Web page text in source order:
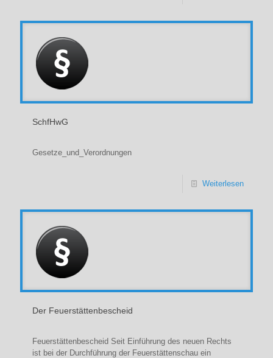
SchfHwG
Gesetze_und_Verordnungen
Weiterlesen
Der Feuerstättenbescheid
Feuerstättenbescheid Seit Einführung des neuen Rechts
ist bei der Durchführung der Feuerstättenschau ein